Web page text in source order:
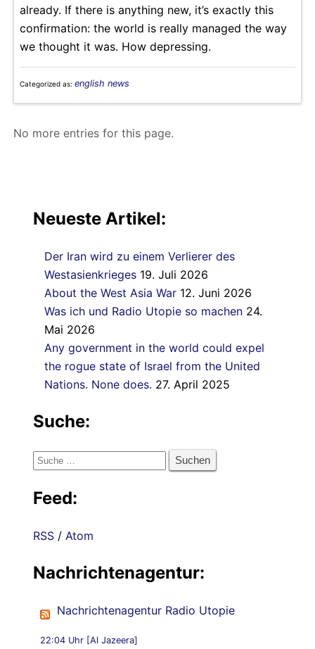
already. If there is anything new, it’s exactly this
confirmation: the world is really managed the way
we thought it was. How depressing.
Categorized as: english news
No more entries for this page.
Neueste Artikel:
Der Iran wird zu einem Verlierer des
Westasienkrieges 19. Juli 2026
About the West Asia War 12. Juni 2026
Was ich und Radio Utopie so machen 24.
Mai 2026
Any government in the world could expel
the rogue state of Israel from the United
Nations. None does. 27. April 2025
Suche:
Suche
Feed:
RSS / Atom
Nachrichtenagentur:
Nachrichtenagentur Radio Utopie
22:04 Uhr [Al Jazeera]